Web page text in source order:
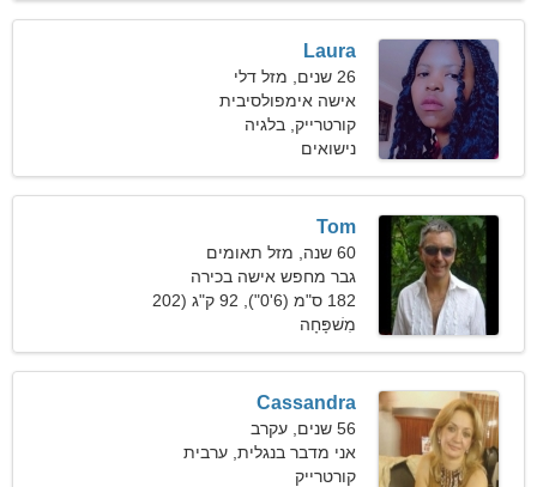
Laura
26 שנים, מזל דלי
אישה אימפולסיבית
שמחפשת זוגיות מתמשכת
קורטרייק, בלגיה
נישואים
Tom
60 שנה, מזל תאומים
גבר מחפש אישה בכירה
182 ס"מ (6'0"), 92 ק"ג (202
פאונד)
מִשׁפָּחָה
Cassandra
56 שנים, עקרב
אני מדבר בנגלית, ערבית
קורטרייק